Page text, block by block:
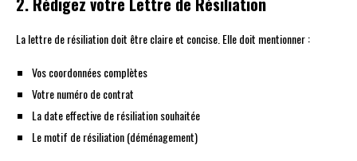
La lettre de résiliation doit être claire et concise. Elle doit mentionner :
Vos coordonnées complètes
Votre numéro de contrat
La date effective de résiliation souhaitée
Le motif de résiliation (déménagement)